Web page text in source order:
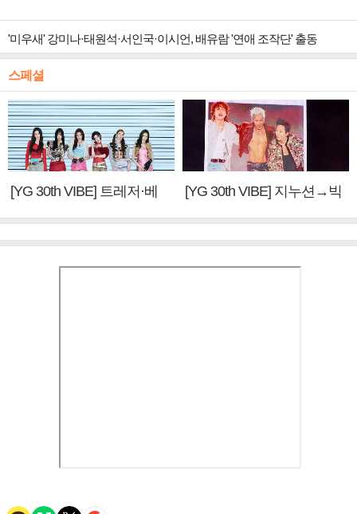
'미우새' 강미나·태원석·서인국·이시언, 배유람 '연애 조작단' 출동
스페셜
[YG 30th VIBE] 트레저·베
[YG 30th VIBE] 지누션→빅